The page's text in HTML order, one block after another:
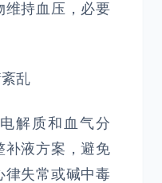
维持血压，必要
乱
解质和血气分
补液方案，避免
律失常或碱中毒